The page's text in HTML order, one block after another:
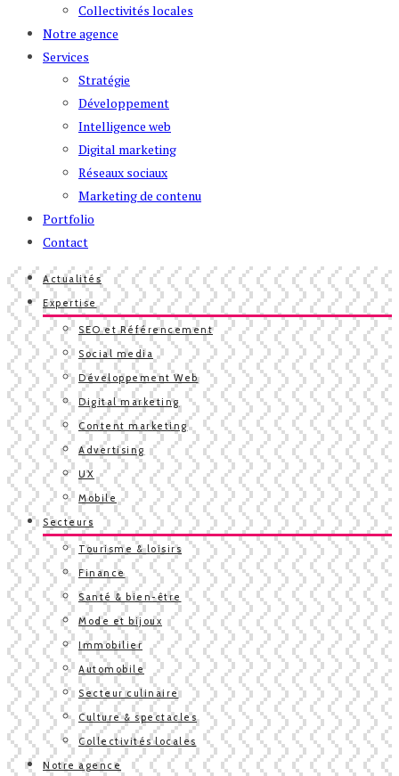
Collectivités locales
Notre agence
Services
Stratégie
Développement
Intelligence web
Digital marketing
Réseaux sociaux
Marketing de contenu
Portfolio
Contact
Actualités
Expertise
SEO et Référencement
Social media
Développement Web
Digital marketing
Content marketing
Advertising
UX
Mobile
Secteurs
Tourisme & loisirs
Finance
Santé & bien-être
Mode et bijoux
Immobilier
Automobile
Secteur culinaire
Culture & spectacles
Collectivités locales
Notre agence